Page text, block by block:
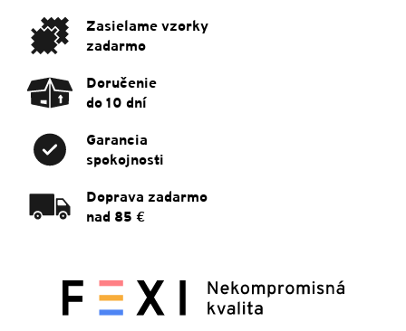
Zasielame vzorky
zadarmo
Doručenie
do 10 dní
Garancia
spokojnosti
Doprava zadarmo
nad 85 €